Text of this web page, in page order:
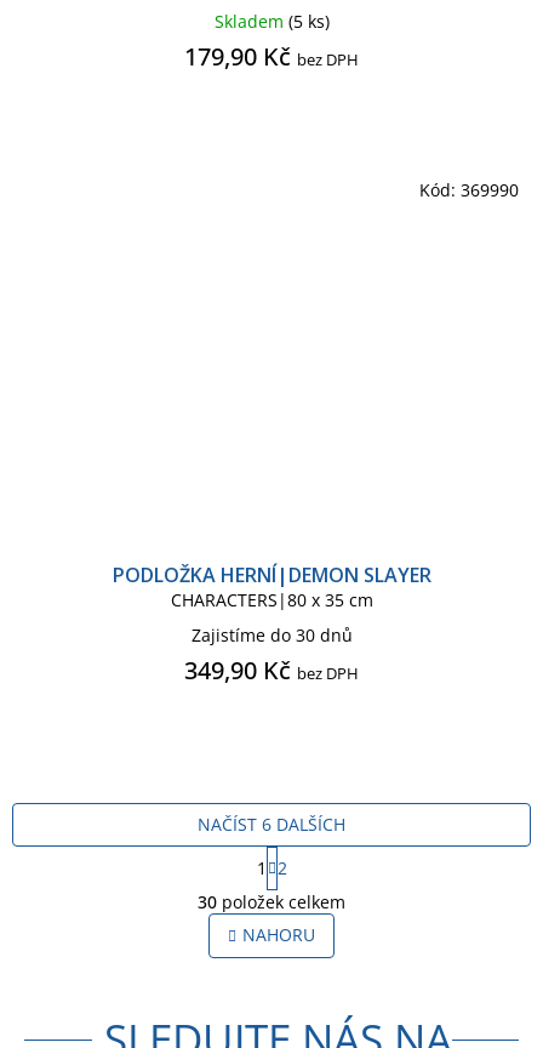
Skladem (5 ks)
179,90 Kč bez DPH
PODLOŽKA HERNÍ|DEMON SLAYER
CHARACTERS|80 x 35 cm
Zajistíme do 30 dnů
349,90 Kč bez DPH
Kód: 369990
O
v
l
á
c
NAČÍST 6 DALŠÍCH
S
t
r
á
n
k
á
n
1
2
30 položek celkem
NAHORU